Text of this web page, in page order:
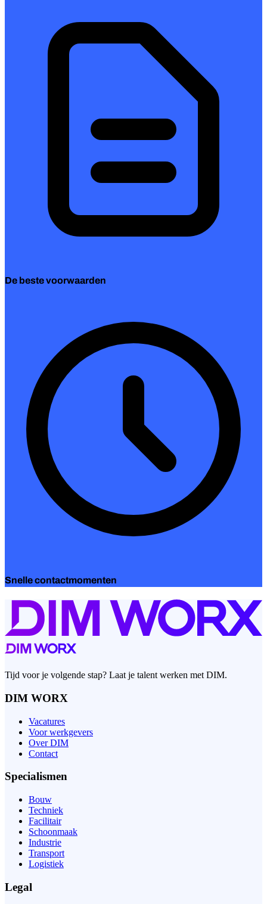
De beste voorwaarden
Snelle contactmomenten
Tijd voor je volgende stap? Laat je talent werken met DIM.
DIM WORX
Vacatures
Voor werkgevers
Over DIM
Contact
Specialismen
Bouw
Techniek
Facilitair
Schoonmaak
Industrie
Transport
Logistiek
Legal